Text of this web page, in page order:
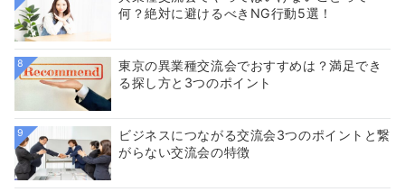
何？絶対に避けるべきNG行動5選！
8
東京の異業種交流会でおすすめは？満足でき
る探し方と3つのポイント
9
ビジネスにつながる交流会3つのポイントと繋
がらない交流会の特徴